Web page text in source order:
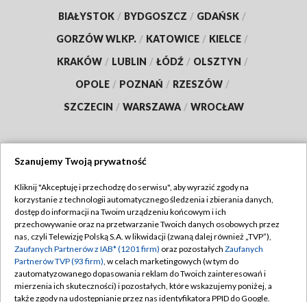
BIAŁYSTOK / BYDGOSZCZ / GDAŃSK /
GORZÓW WLKP. / KATOWICE / KIELCE /
KRAKÓW / LUBLIN / ŁÓDŹ / OLSZTYN /
OPOLE / POZNAŃ / RZESZÓW /
SZCZECIN / WARSZAWA / WROCŁAW
TVP
Abonament TVP
Emisja w TVP
Centrum informacji TVP
Naziemna Telewizja Cyfrowa
Regulamin TVP
Polityka prywatności
Moje zgody
Pomoc
Szanujemy Twoją prywatność
Kliknij "Akceptuję i przechodzę do serwisu", aby wyrazić zgody na
korzystanie z technologii automatycznego śledzenia i zbierania danych,
dostęp do informacji na Twoim urządzeniu końcowym i ich
przechowywanie oraz na przetwarzanie Twoich danych osobowych przez
nas, czyli Telewizję Polską S.A. w likwidacji (zwaną dalej również „TVP”),
Zaufanych Partnerów z IAB* (1201 firm) oraz pozostałych Zaufanych
Partnerów TVP (93 firm), w celach marketingowych (w tym do
zautomatyzowanego dopasowania reklam do Twoich zainteresowań i
mierzenia ich skuteczności) i pozostałych, które wskazujemy poniżej, a
także zgody na udostępnianie przez nas identyfikatora PPID do Google.